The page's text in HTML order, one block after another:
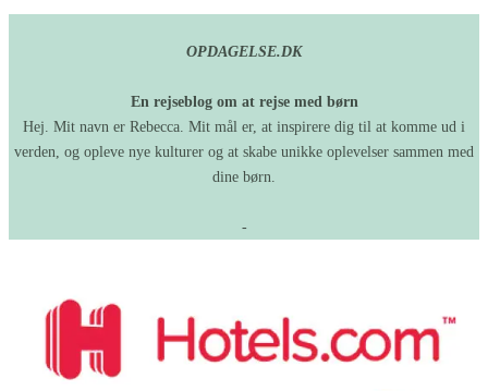
OPDAGELSE.DK
En rejseblog om at rejse med børn
Hej. Mit navn er Rebecca. Mit mål er, at inspirere dig til at komme ud i
verden, og opleve nye kulturer og at skabe unikke oplevelser sammen med
dine børn.
-